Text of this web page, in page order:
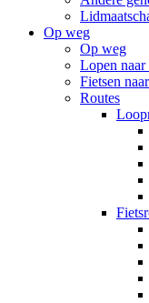
Op weg
Op weg
Lopen naar
Fietsen
Routes